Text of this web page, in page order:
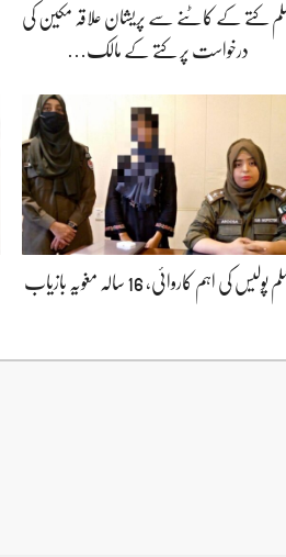
کتے کے کاٹنے سے پریشان علاقہ مکین کی
درخواست پر کتے کے مالک…
پولیس کی اہم کاروائی، 16 سالہ مغویہ بازیاب